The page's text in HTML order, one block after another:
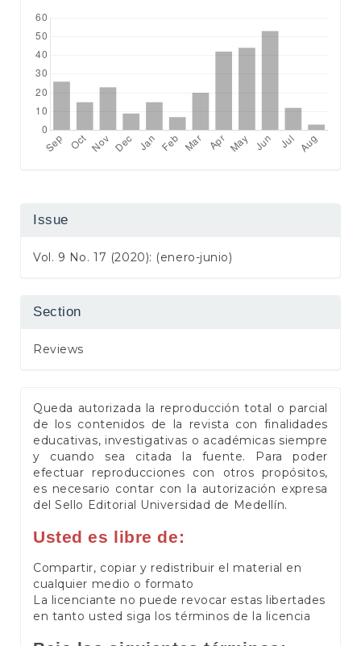
Issue
Vol. 9 No. 17 (2020): (enero-junio)
Section
Reviews
Queda autorizada la reproducción total o parcial
de los contenidos de la revista con finalidades
educativas, investigativas o académicas siempre
y cuando sea citada la fuente. Para poder
efectuar reproducciones con otros propósitos,
es necesario contar con la autorización expresa
del Sello Editorial Universidad de Medellín.
Usted es libre de:
Compartir, copiar y redistribuir el material en
cualquier medio o formato
La licenciante no puede revocar estas libertades
en tanto usted siga los términos de la licencia